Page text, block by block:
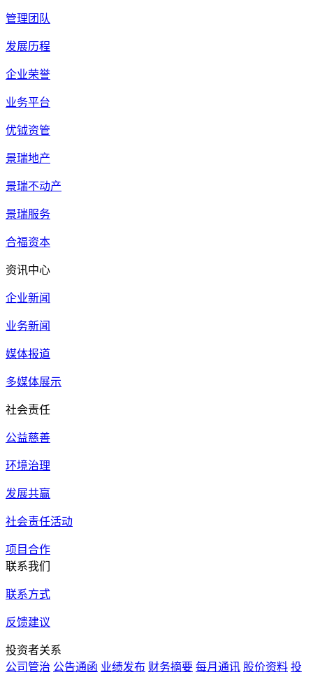
管理团队
发展历程
企业荣誉
业务平台
优钺资管
景瑞地产
景瑞不动产
景瑞服务
合福资本
资讯中心
企业新闻
业务新闻
媒体报道
多媒体展示
社会责任
公益慈善
环境治理
发展共赢
社会责任活动
项目合作
联系我们
联系方式
反馈建议
投资者关系
公司管治 公告通函 业绩发布 财务摘要 每月通讯 股价资料 投